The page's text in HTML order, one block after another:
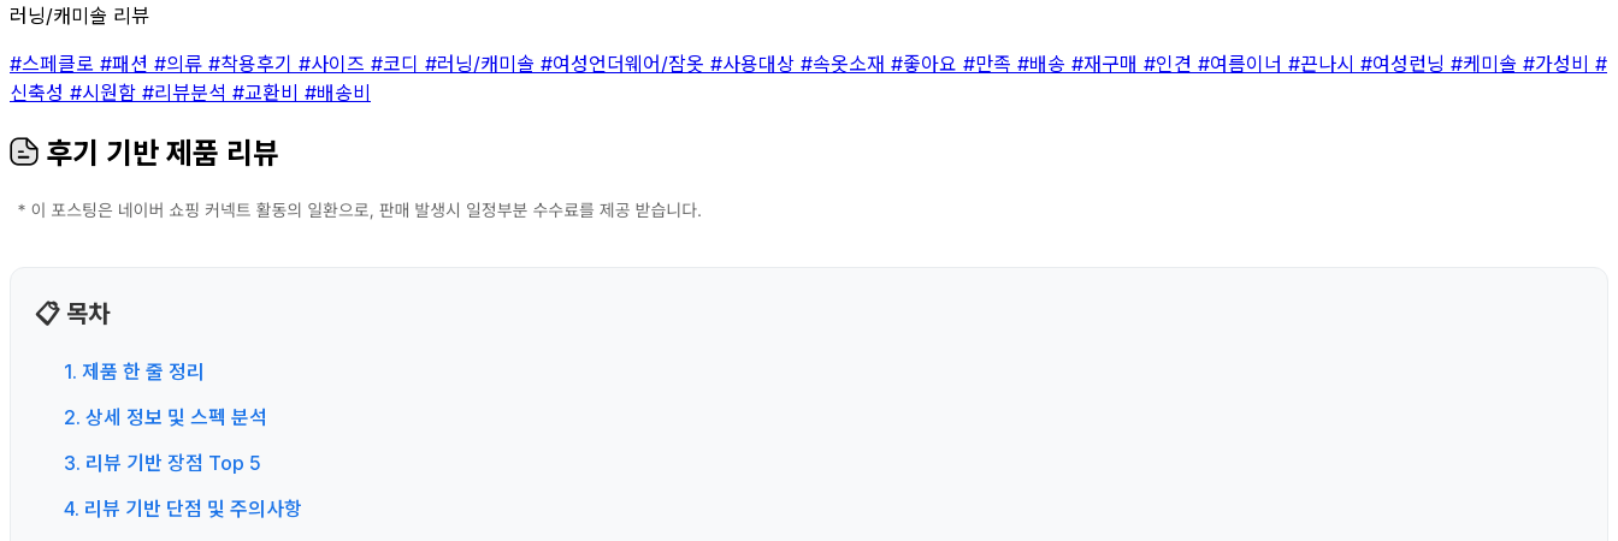
러닝/캐미솔 리뷰
#스페클로 #패션 #의류 #착용후기 #사이즈 #코디 #러닝/캐미솔 #여성언더웨어/잠옷 #사용대상 #속옷소재 #좋아요 #만족 #배송 #재구매 #인견 #여름이너 #끈나시 #여성런닝 #케미솔 #가성비 #
신축성 #시원함 #리뷰분석 #교환비 #배송비
후기 기반 제품 리뷰
📋 목차
1. 제품 한 줄 정리
2. 상세 정보 및 스펙 분석
3. 리뷰 기반 장점 Top 5
4. 리뷰 기반 단점 및 주의사항